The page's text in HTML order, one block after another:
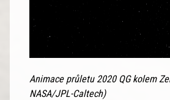
Animace průletu 2020 QG kolem
NASA/JPL-Caltech)